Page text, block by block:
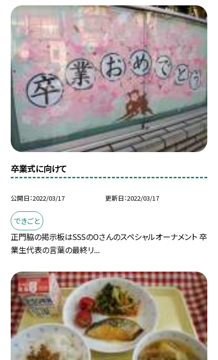
卒業式に向けて
公開日 2022/03/17 更新日 2022/03/17
できごと
正門脇の掲示板はSSSのOさんのスペシャルオーナメント 卒
業生代表の言葉の最終リ...